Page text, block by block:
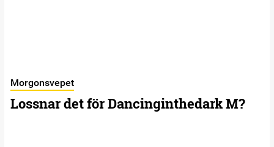
Morgonsvepet
Lossnar det för Dancinginthedark M?